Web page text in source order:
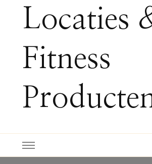
Locaties
Fitness